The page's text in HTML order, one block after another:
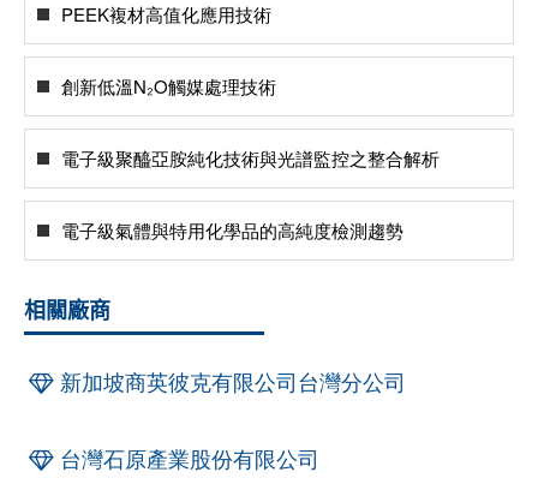
PEEK複材高值化應用技術
創新低溫N₂O觸媒處理技術
電子級聚醯亞胺純化技術與光譜監控之整合解析
電子級氣體與特用化學品的高純度檢測趨勢
相關廠商
新加坡商英彼克有限公司台灣分公司
台灣石原產業股份有限公司